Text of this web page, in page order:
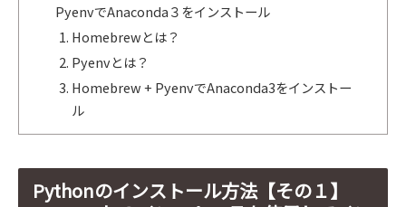
PyenvでAnaconda３をインストール
Homebrewとは？
Pyenvとは？
Homebrew + PyenvでAnaconda3をインストー
ル
Pythonのインストール方法【その１】